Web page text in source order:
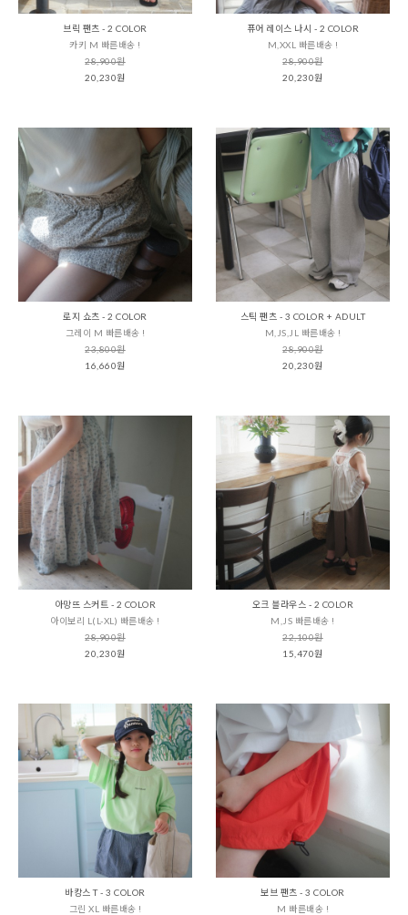
브릭 팬츠 - 2 COLOR
카키 M 빠른배송 !
28,900원
20,230원
퓨어 레이스 나시 - 2 COLOR
M,XXL 빠른배송 !
28,900원
20,230원
로지 쇼츠 - 2 COLOR
그레이 M 빠른배송 !
23,800원
16,660원
스틱 팬츠 - 3 COLOR + ADULT
M,JS,JL 빠른배송 !
28,900원
20,230원
아망뜨 스커트 - 2 COLOR
아이보리 L(L-XL) 빠른배송 !
28,900원
20,230원
오크 블라우스 - 2 COLOR
M,JS 빠른배송 !
22,100원
15,470원
바캉스 T - 3 COLOR
그린 XL 빠른배송 !
보브 팬츠 - 3 COLOR
M 빠른배송 !